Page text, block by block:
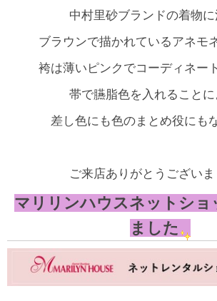
中村里砂ブランドの着物
ブラウンで描かれているアネモ
袴は薄いピンクでコーディネー
帯で臙脂色を入れることに
差し色にも色のまとめ役にも
ご来店ありがとうございま
マリリンハウスネットショ
ました